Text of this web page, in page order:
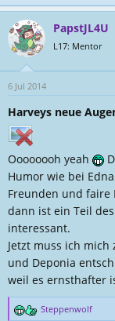
PapstJL4U
L17: Mentor
6 Jul 2014
Harveys neue
Oooooooh yeah
Humor wie bei
Freunden und faire
dann ist ein Teil
interessant.
Jetzt muss ich
und Deponia
weil es ernsthafter
R
Steppenwolf